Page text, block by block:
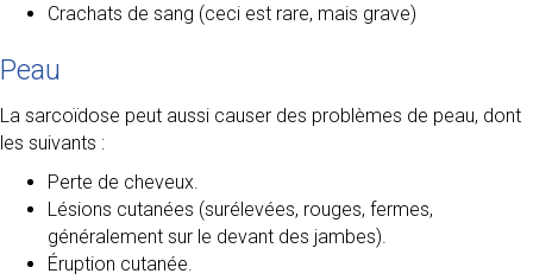
Crachats de sang (ceci est rare, mais grave)
Peau
La sarcoïdose peut aussi causer des problèmes de peau, dont
les suivants :
Perte de cheveux.
Lésions cutanées (surélevées, rouges, fermes,
généralement sur le devant des jambes).
Éruption cutanée.